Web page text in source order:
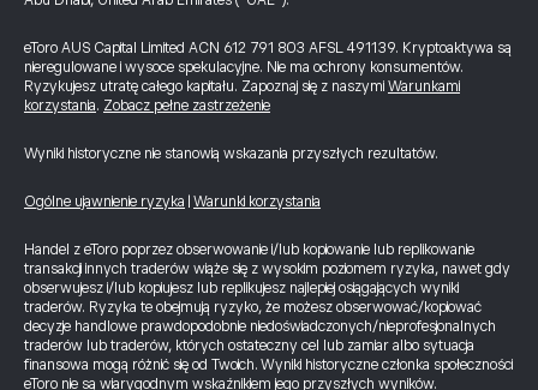
eToro AUS Capital Limited ACN 612 791 803 AFSL 491139. Kryptoaktywa są
nieregulowane i wysoce spekulacyjne. Nie ma ochrony konsumentów.
Ryzykujesz utratę całego kapitału. Zapoznaj się z naszymi Warunkami
korzystania. Zobacz pełne zastrzeżenie
Wyniki historyczne nie stanowią wskazania przyszłych rezultatów.
Ogólne ujawnienie ryzyka Warunki korzystania
Handel z eToro poprzez obserwowanie i/lub kopiowanie lub replikowanie
transakcji innych traderów wiąże się z wysokim poziomem ryzyka, nawet gdy
obserwujesz i/lub kopiujesz lub replikujesz najlepiej osiągających wyniki
traderów. Ryzyka te obejmują ryzyko, że możesz obserwować/kopiować
decyzje handlowe prawdopodobnie niedoświadczonych/nieprofesjonalnych
traderów lub traderów, których ostateczny cel lub zamiar albo sytuacja
finansowa mogą różnić się od Twoich. Wyniki historyczne członka społeczności
eToro nie są wiarygodnym wskaźnikiem jego przyszłych wyników.